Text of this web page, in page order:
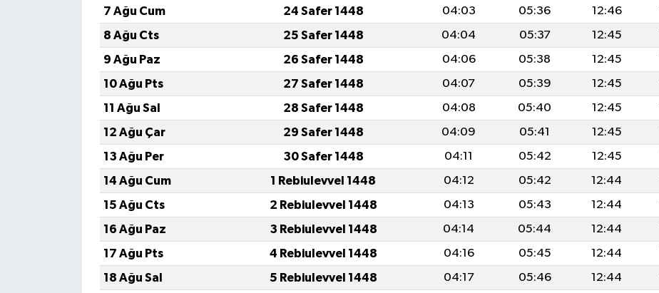
7 Ağu Cum
24 Safer 1448 04:03 05:36 12:46
8 Ağu Cts
25 Safer 1448 04:04 05:37 12:45
9 Ağu Paz
26 Safer 1448 04:06 05:38 12:45
10 Ağu Pts
27 Safer 1448 04:07 05:39 12:45
11 Ağu Sal
28 Safer 1448 04:08 05:40 12:45
12 Ağu Çar
29 Safer 1448 04:09 05:41 12:45
13 Ağu Per
30 Safer 1448 04:11 05:42 12:45
14 Ağu Cum
1 Rebiulevvel 1448 04:12 05:42 12:44
15 Ağu Cts
2 Rebiulevvel 1448 04:13 05:43 12:44
16 Ağu Paz
3 Rebiulevvel 1448 04:14 05:44 12:44
17 Ağu Pts
4 Rebiulevvel 1448 04:16 05:45 12:44
18 Ağu Sal
5 Rebiulevvel 1448 04:17 05:46 12:44